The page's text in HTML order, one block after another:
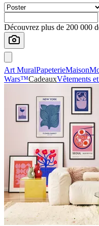
Découvrez plus de 200 000
Art MuralPapeterieMaison
Wars™CadeauxVêtements